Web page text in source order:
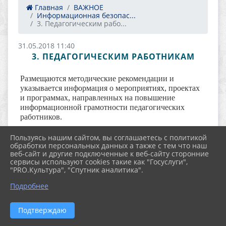
Главная
ВАЖНОЕ
Информационная безопас...
3. Педагогическим рабо...
31.05.2018 11:40
3. ПЕДАГОГИЧЕСКИМ РАБОТНИКАМ
Размещаются методические рекомендации и
указывается информация о мероприятиях, проектах
и программах, направленных на повышение
информационной грамотности педагогических
работников.
2026 г. nordcdt.ru
Вход
Карта сайта
Пользуясь нашим сайтом, вы соглашаетесь с политикой
обработки персональных данных а также с тем что наш
веб-сайт и другие подключенные к веб-сайту сторонние
сервисы используют cookies такие как "Госуслуги",
"PRO.Культура", "Спутник аналитика".
Подробнее
Подтверждаю